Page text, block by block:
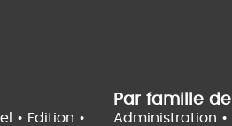
• Edition •
Par famille
Administration •